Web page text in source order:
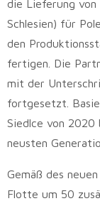
die Lieferung
Schlesien) für
den
fertigen. Die
mit der
fortgesetzt.
Siedlce von 2020
neusten
Gemäß des
Flotte um 50